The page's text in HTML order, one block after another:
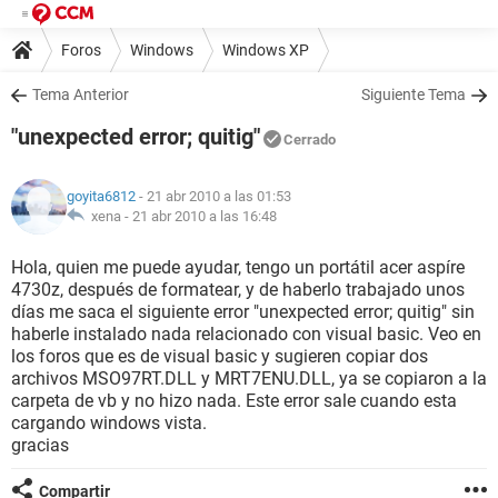
Foros Windows Windows XP
Tema Anterior Siguiente Tema
"unexpected error; quitig" Cerrado
goyita6812 - 21 abr 2010 a las 01:53
xena - 21 abr 2010 a las 16:48
Hola, quien me puede ayudar, tengo un portátil acer aspíre
4730z, después de formatear, y de haberlo trabajado unos
días me saca el siguiente error "unexpected error; quitig" sin
haberle instalado nada relacionado con visual basic. Veo en
los foros que es de visual basic y sugieren copiar dos
archivos MSO97RT.DLL y MRT7ENU.DLL, ya se copiaron a la
carpeta de vb y no hizo nada. Este error sale cuando esta
cargando windows vista.
gracias
Compartir